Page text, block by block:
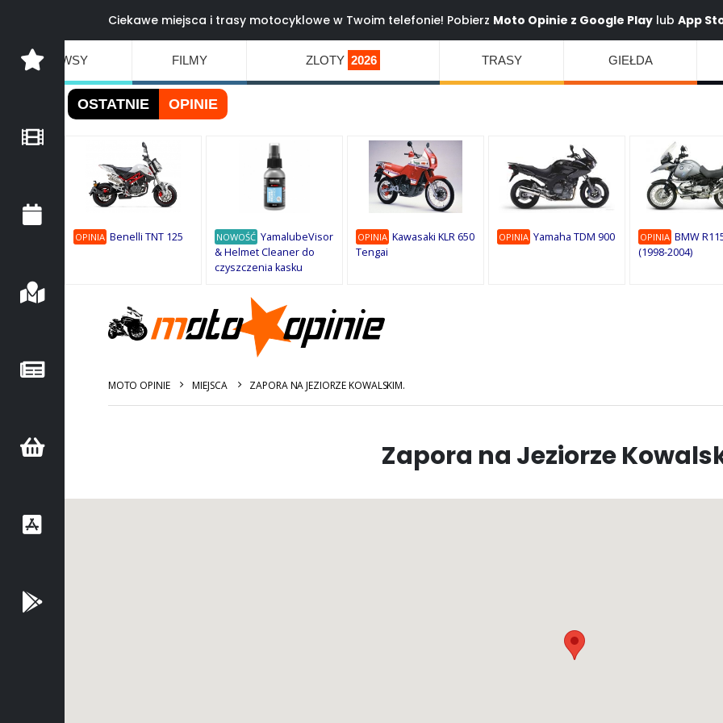
Ciekawe miejsca i trasy motocyklowe w Twoim telefonie! Pobierz Moto Opinie z Google Playlub App
NEWSY FILMY ZLOTY 2026 TRASY GIEŁDA
OSTATNIE OPINIE
OPINIA Benelli TNT 125 NOWOŚĆ YamalubeVisor
& Helmet Cleaner do
czyszczenia kasku
OPINIA Kawasaki KLR 650
Tengai
OPINIA Yamaha TDM 900 OPINIA BMW
(1998-2004)
MOTO OPINIE MIEJSCA ZAPORA NA JEZIORZE KOWALSKIM.
Zapora na Jeziorze